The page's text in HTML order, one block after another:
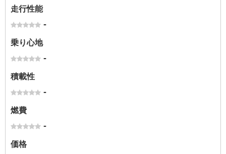
走行性能
-
乗り心地
-
積載性
-
燃費
-
価格